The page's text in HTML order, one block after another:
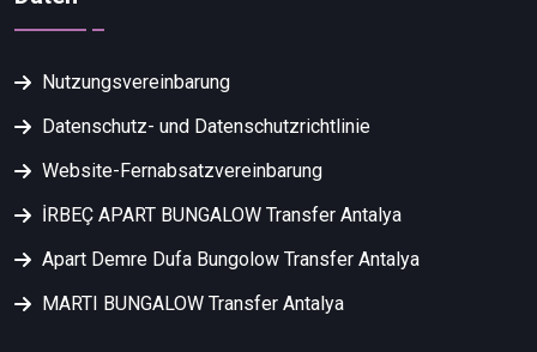
Nutzungsvereinbarung
Datenschutz- und Datenschutzrichtlinie
Website-Fernabsatzvereinbarung
İRBEÇ APART BUNGALOW Transfer Antalya
Apart Demre Dufa Bungolow Transfer Antalya
MARTI BUNGALOW Transfer Antalya